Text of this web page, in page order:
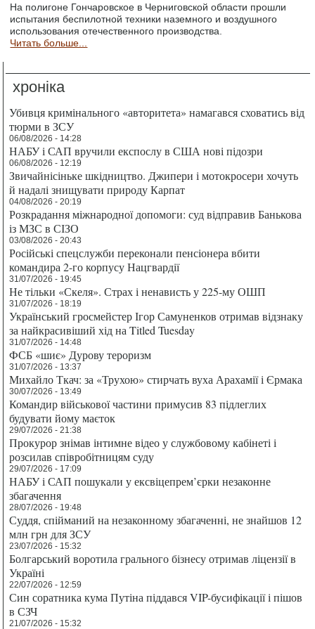
На полигоне Гончаровское в Черниговской области прошли
испытания беспилотной техники наземного и воздушного
использования отечественного производства.
Читать больше...
хроніка
Убивця кримінального «авторитета» намагався сховатись від
тюрми в ЗСУ
06/08/2026 - 14:28
НАБУ і САП вручили експослу в США нові підозри
06/08/2026 - 12:19
Звичайнісіньке шкідництво. Джипери і мотокросери хочуть
й надалі знищувати природу Карпат
04/08/2026 - 20:19
Розкрадання міжнародної допомоги: суд відправив Банькова
із МЗС в СІЗО
03/08/2026 - 20:43
Російські спецслужби переконали пенсіонера вбити
командира 2-го корпусу Нацгвардії
31/07/2026 - 19:45
Не тільки «Скеля». Страх і ненависть у 225-му ОШП
31/07/2026 - 18:19
Український гросмейстер Ігор Самуненков отримав відзнаку
за найкрасивіший хід на Titled Tuesday
31/07/2026 - 14:48
ФСБ «шиє» Дурову тероризм
31/07/2026 - 13:37
Михайло Ткач: за «Трухою» стирчать вуха Арахамії і Єрмака
30/07/2026 - 13:49
Командир військової частини примусив 83 підлеглих
будувати йому маєток
29/07/2026 - 21:38
Прокурор знімав інтимне відео у службовому кабінеті і
розсилав співробітницям суду
29/07/2026 - 17:09
НАБУ і САП пошукали у ексвіцепрем’єрки незаконне
збагачення
28/07/2026 - 19:48
Суддя, спійманий на незаконному збагаченні, не знайшов 12
млн грн для ЗСУ
23/07/2026 - 15:32
Болгарський воротила грального бізнесу отримав ліцензії в
Україні
22/07/2026 - 12:59
Син соратника кума Путіна піддався VIP-бусифікації і пішов
в СЗЧ
21/07/2026 - 15:32